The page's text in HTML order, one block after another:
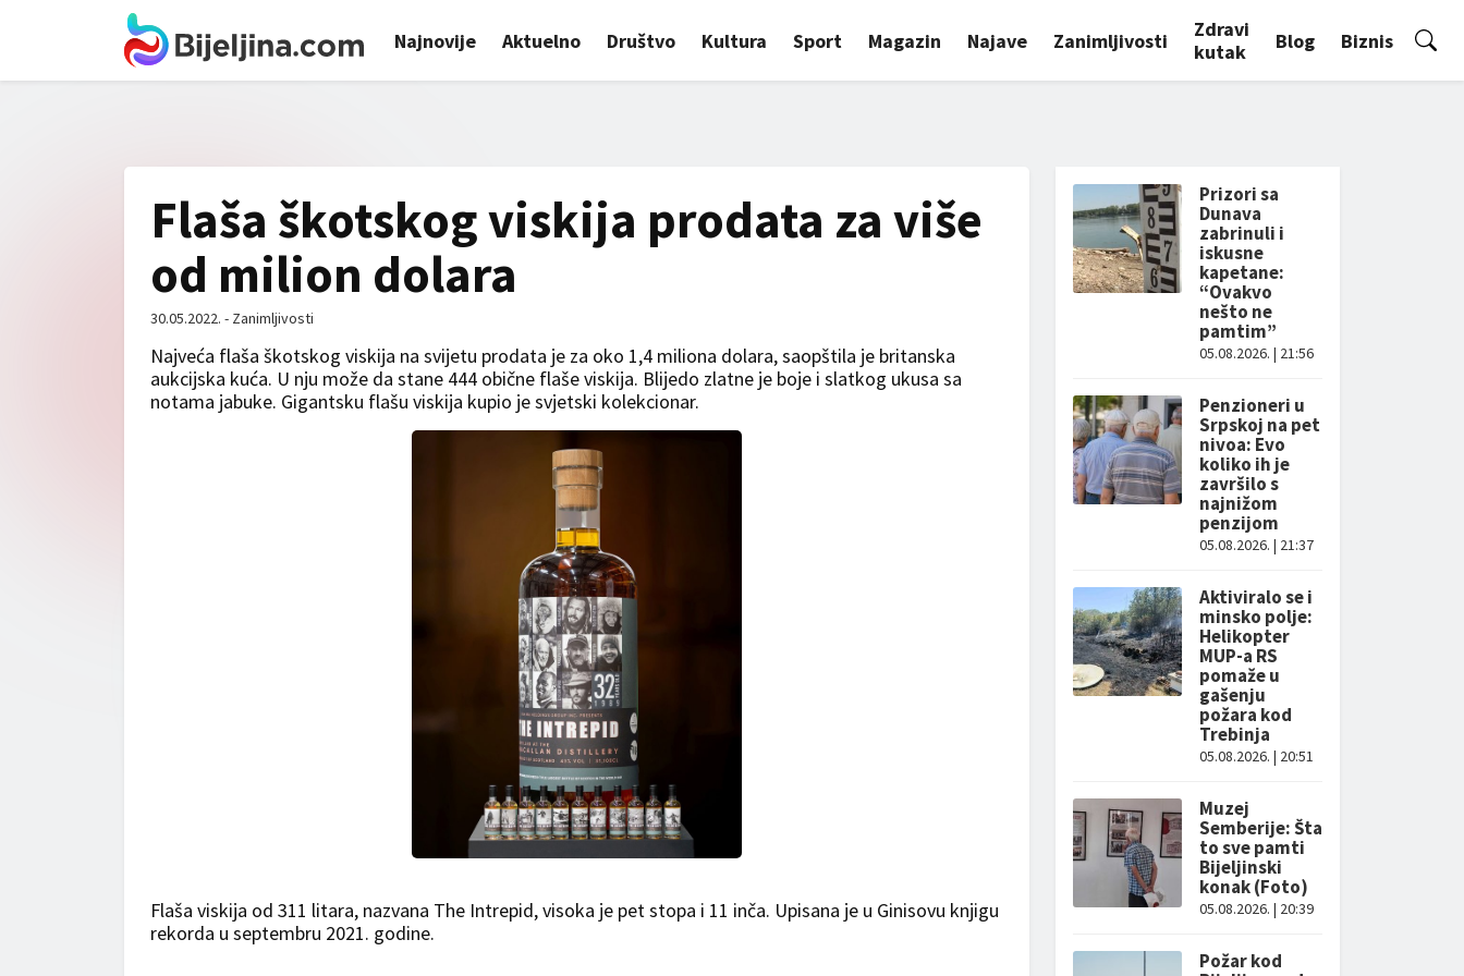
Najnovije Aktuelno Društvo Kultura Sport Magazin Najave Zanimljivosti
Zdravi
kutak
Blog Biznis
Flaša škotskog viskija prodata za više
od milion dolara
30.05.2022. - Zanimljivosti
Najveća flaša škotskog viskija na svijetu prodata je za oko 1,4 miliona dolara, saopštila je britanska
aukcijska kuća. U nju može da stane 444 obične flaše viskija. Blijedo zlatne je boje i slatkog ukusa sa
notama jabuke. Gigantsku flašu viskija kupio je svjetski kolekcionar.
Flaša viskija od 311 litara, nazvana The Intrepid, visoka je pet stopa i 11 inča. Upisana je u Ginisovu knjigu
rekorda u septembru 2021. godine.
Prizori sa
Dunava
zabrinuli i
iskusne
kapetane:
“Ovakvo
nešto ne
pamtim”
05.08.2026. | 21:56
Penzioneri u
Srpskoj na pet
nivoa: Evo
koliko ih je
završilo s
najnižom
penzijom
05.08.2026. | 21:37
Aktiviralo se i
minsko polje:
Helikopter
MUP-a RS
pomaže u
gašenju
požara kod
Trebinja
05.08.2026. | 20:51
Muzej
Semberije: Šta
to sve pamti
Bijeljinski
konak (Foto)
05.08.2026. | 20:39
Požar kod